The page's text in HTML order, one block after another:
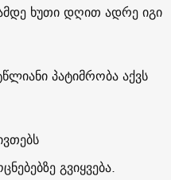
ხუთი დღით ადრე იგი
პატიმრობა აქვს
გვიყვება.